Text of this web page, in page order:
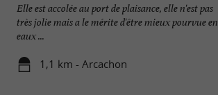
Elle est accolée au port de plaisance, elle n'est pas
très jolie mais a le mérite d'être mieux pourvue en
eaux ...
1,1 km - Arcachon